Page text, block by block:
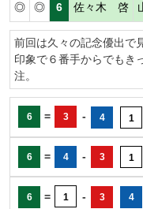
◎ ◎ 6 佐々木 啓
前回は久々の記念優出で
印象で６番手からでもき
注。
6 = 3 - 4 1
6 = 4 - 3 1
6 = 1 - 3 4